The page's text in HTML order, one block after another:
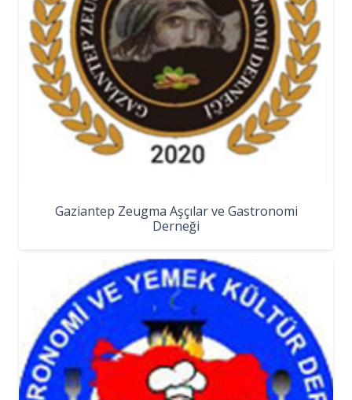
Gaziantep Zeugma Aşçılar ve Gastronomi
Derneği